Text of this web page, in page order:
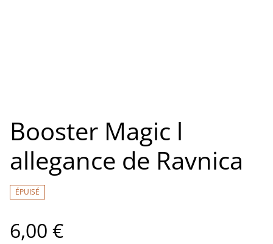
Booster Magic l
allegance de Ravnica
ÉPUISÉ
6,00 €